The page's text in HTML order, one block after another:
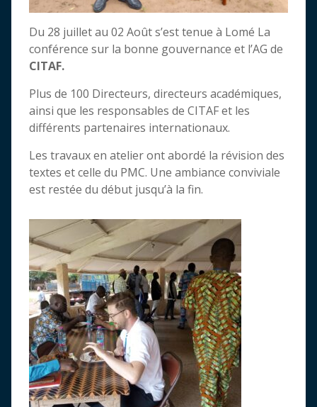
Du 28 juillet au 02 Août s’est tenue à Lomé La
conférence sur la bonne gouvernance et l’AG de
CITAF.
Plus de 100 Directeurs, directeurs académiques,
ainsi que les responsables de CITAF et les
différents partenaires internationaux.
Les travaux en atelier ont abordé la révision des
textes et celle du PMC. Une ambiance conviviale
est restée du début jusqu’à la fin.